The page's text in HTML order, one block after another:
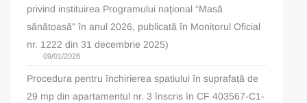
privind instituirea Programului naţional “Masă
sănătoasă” în anul 2026, publicată în Monitorul Oficial
nr. 1222 din 31 decembrie 2025)
09/01/2026
Procedura pentru închirierea spatiului în suprafață de
29 mp din apartamentul nr. 3 înscris în CF 403567-C1-